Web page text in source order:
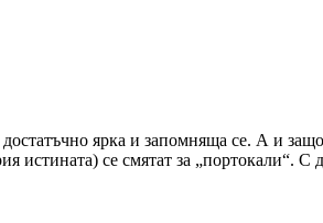
ярка и запомняща се. А и
истината) се смятат за „портокали“.